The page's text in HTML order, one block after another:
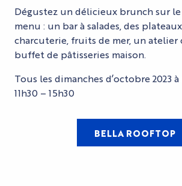
Dégustez un délicieux brunch sur
menu : un bar à salades, des
charcuterie, fruits de mer, un atelier
buffet de pâtisseries maison.
Tous les dimanches d’octobre 2023 à
11h30 – 15h30
BELLA ROOFTOP